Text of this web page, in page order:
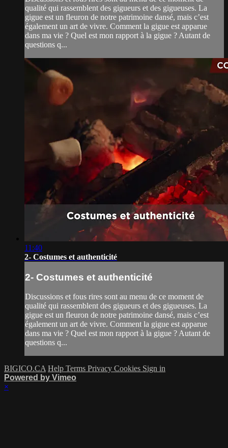
qualité qui rassemblent des gigueurs et des gigueuses. La
gigue est un fleuron de notre patrimoine dansé, mais c’est
également un art de vivre. Comment la gigue est apparue
dans ma vie ? Quel est mon rapport à la gigue ? Autant de
questions q...
11:40
2- Costumes et authenticité
2- Costumes et authenticité
Discussions et fous rires sont au menu de ce moment de
qualité qui rassemblent des gigueurs et des gigueuses. La
gigue est un fleuron de notre patrimoine dansé, mais c’est
également un art de vivre. Comment la gigue est apparue
dans ma vie ? Quel est mon rapport à la gigue ? Autant de
questions q...
BIGICO.CA Help Terms Privacy Cookies Sign in
Powered by Vimeo
×